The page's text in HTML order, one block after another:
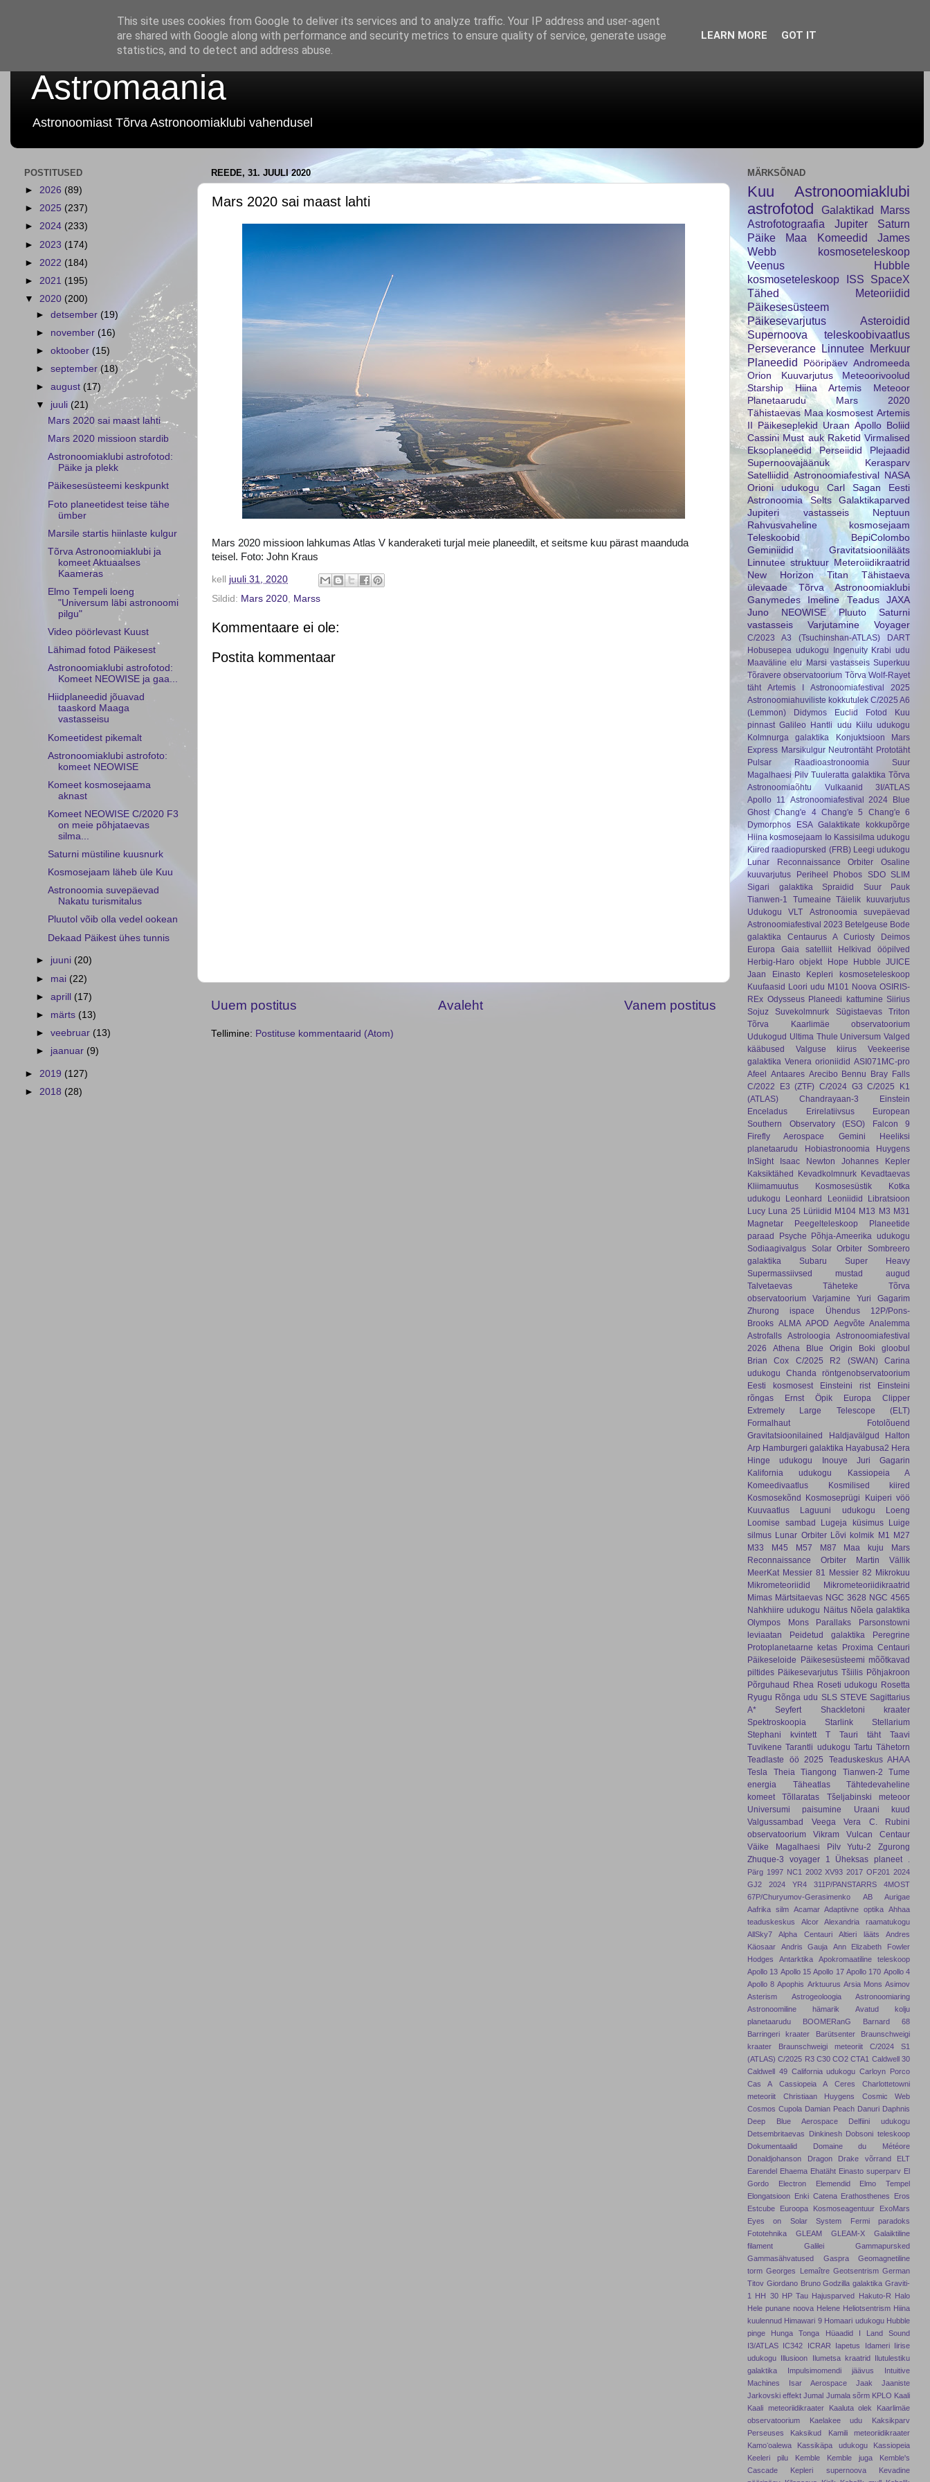
Astromaania
Astronoomiast Tõrva Astronoomiaklubi vahendusel
REEDE, 31. JUULI 2020
Mars 2020 sai maast lahti
Mars 2020 missioon lahkumas Atlas V kanderaketi turjal meie planeedilt, et seitsme kuu pärast maanduda
teisel. Foto: John Kraus
kell juuli 31, 2020
Sildid: Mars 2020 Marss
Kommentaare ei ole:
Postita kommentaar
Uuem postitus Vanem postitus
Avaleht
Tellimine: Postituse kommentaarid (Atom)
POSTITUSED
► 2026 (89)
► 2025 (237)
► 2024 (233)
► 2023 (174)
► 2022 (184)
► 2021 (195)
▼ 2020 (200)
►detsember (19)
► november (16)
►oktoober (15)
►september(18)
►august(17)
▼ juuli(21)
Mars 2020 sai maast lahti
Mars 2020 missioon stardib
Astronoomiaklubi astrofotod:
Päike ja plekk
Päikesesüsteemi keskpunkt
Foto planeetidest teise tähe
ümber
Marsile startis hiinlaste kulgur
Tõrva Astronoomiaklubi ja
komeet Aktuaalses
Kaameras
Elmo Tempeli loeng
"Universum läbi astronoomi
pilgu"
Video pöörlevast Kuust
Lähimad fotod Päikesest
Astronoomiaklubi astrofotod:
Komeet NEOWISE ja gaa...
Hiidplaneedid jõuavad
taaskord Maaga
vastasseisu
Komeetidest pikemalt
Astronoomiaklubi astrofoto:
komeet NEOWISE
Komeet kosmosejaama
aknast
Komeet NEOWISE C/2020 F3
on meie põhjataevas
silma...
Saturni müstiline kuusnurk
Kosmosejaam läheb üle Kuu
Astronoomia suvepäevad
Nakatu turismitalus
Pluutol võib olla vedel ookean
Dekaad Päikest ühes tunnis
► juuni (20)
► mai (22)
►aprill (17)
► märts (13)
►veebruar (13)
► jaanuar (9)
► 2019 (127)
► 2018 (28)
MÄRKSÕNAD
Kuu
Astronoomiaklubi
astrofotod
Galaktikad
Marss
Astrofotograafia
Jupiter
Saturn
Päike
Maa Komeedid
James
Webb kosmoseteleskoop
Veenus
Hubble
kosmoseteleskoop
ISS
SpaceX
Tähed
Meteoriidid
Päikesesüsteem
Päikesevarjutus
Asteroidid
Supernoova
teleskoobivaatlus
Perseverance Linnutee Merkuur
Planeedid
Pööripäev Andromeeda
Orion
Kuuvarjutus
Meteoorivoolud
Starship
Hiina Artemis
Meteoor
Planetaarudu
Mars 2020
Tähistaevas Maa kosmosest Artemis
Päikeseplekid Uraan Apollo Boliid
Cassini Must auk Raketid Virmalised
Eksoplaneedid
Perseiidid
Plejaadid
Supernoovajäänuk
Kerasparv
Satelliidid Astronoomiafestival
NASA
Orioni udukogu
Carl Sagan
Eesti
Astronoomia Selts
Galaktikaparved
Jupiteri vastasseis
Neptuun
Rahvusvaheline kosmosejaam
Teleskoobid
BepiColombo
Geminiidid
Gravitatsioonilääts
Linnutee struktuur Meteroiidikraatrid
New Horizon
Titan
Tähistaeva
ülevaade
Tõrva Astronoomiaklubi
Ganymedes
Imeline Teadus
JAXA
Juno
NEOWISE Pluuto
Saturni
vastasseis
Varjutamine Voyager
C/2023 A3 (Tsuchinshan-ATLAS)
DART
Hobusepea udukogu Ingenuity Krabi udu
Maaväline elu Marsi vastasseis Superkuu
Tõravere observatoorium Tõrva Wolf-Rayet
täht
Artemis I
Astronoomiafestival 2025
Astronoomiahuviliste kokkutulek C/2025 A6
(Lemmon)
Didymos Euclid
Fotod Kuu
pinnast Galileo Hantli udu Kiilu udukogu
Kolmnurga galaktika
Konjuktsioon
Mars
Express Marsikulgur Neutrontäht Prototäht
Pulsar
Raadioastronoomia
Suur
Magalhaesi Pilv Tuuleratta galaktika Tõrva
Astronoomiaõhtu
Vulkaanid
3I/ATLAS
Apollo 11
Astronoomiafestival 2024 Blue
Ghost Chang'e 4 Chang'e 5
Chang'e 6
Dymorphos
ESA Galaktikate kokkupõrge
Hiina kosmosejaam Io Kassisilma udukogu
Kiired raadiopursked (FRB) Leegi udukogu
Lunar Reconnaissance Orbiter
Osaline
kuuvarjutus
Periheel Phobos SDO SLIM
Sigari galaktika
Spraidid
Suur Pauk
Tianwen-1
Tumeaine Täielik kuuvarjutus
Udukogu
VLT
Astronoomia suvepäevad
Astronoomiafestival 2023 Betelgeuse Bode
galaktika
Centaurus A Curiosty
Deimos
Europa
Gaia satelliit
Helkivad ööpilved
Herbig-Haro objekt
Hope Hubble JUICE
Jaan Einasto
Kepleri kosmoseteleskoop
Kuufaasid Loori udu M101 Noova OSIRIS-
REx Odysseus Planeedi kattumine Siirius
Sojuz
Suvekolmnurk Sügistaevas
Triton
Tõrva Kaarlimäe observatoorium
Udukogud Ultima Thule Universum Valged
kääbused
Valguse kiirus
Veekeerise
galaktika Venera orioniidid ASI071MC-pro
Afeel Antaares Arecibo Bennu Bray Falls
C/2022 E3 (ZTF) C/2024 G3 C/2025 K1
(ATLAS)
Chandrayaan-3
Einstein
Enceladus
Erirelatiivsus
European
Southern Observatory (ESO)
Falcon 9
Firefly Aerospace
Gemini
Heeliksi
planetaarudu
Hobiastronoomia
Huygens
InSight
Isaac Newton
Johannes Kepler
Kaksiktähed Kevadkolmnurk Kevadtaevas
Kliimamuutus
Kosmosesüstik
Kotka
udukogu
Leonhard Leoniidid
Libratsioon
Lucy Luna 25 Lüriidid M104 M13 M3 M31
Magnetar
Peegelteleskoop
Planeetide
paraad
Psyche Põhja-Ameerika udukogu
Sodiaagivalgus Solar Orbiter Sombreero
galaktika
Subaru
Super Heavy
Supermassiivsed mustad augud
Talvetaevas
Täheteke
Tõrva
observatoorium
Varjamine
Yuri Gagarim
Zhurong
ispace Ühendus
12P/Pons-
Brooks ALMA APOD Aegvõte Analemma
Astrofalls Astroloogia
Astronoomiafestival
2026
Athena Blue Origin
Boki gloobul
Brian Cox
C/2025 R2 (SWAN)
Carina
udukogu
Chanda röntgenobservatoorium
Eesti kosmosest
Einsteini rist
Einsteini
rõngas
Ernst Öpik
Europa Clipper
Extremely Large Telescope (ELT)
Formalhaut
Fotolõuend
Gravitatsioonilained
Haldjavälgud
Halton
Arp Hamburgeri galaktika Hayabusa2 Hera
Hinge udukogu
Inouye
Juri Gagarin
Kalifornia udukogu
Kassiopeia A
Komeedivaatlus
Kosmilised kiired
Kosmosekõnd Kosmoseprügi
Kuiperi vöö
Kuuvaatlus
Laguuni udukogu
Loeng
Loomise sambad
Lugeja küsimus
Luige
silmus Lunar Orbiter Lõvi kolmik M1
M27
M33
M45 M57 M87 Maa kuju
Mars
Reconnaissance Orbiter
Martin Vällik
MeerKat Messier 81 Messier 82 Mikrokuu
Mikrometeoriidid
Mikrometeoriidikraatrid
Mimas Märtsitaevas NGC 3628 NGC 4565
Nahkhiire udukogu Näitus Nõela galaktika
Olympos Mons
Parallaks
Parsonstowni
leviaatan
Peidetud galaktika
Peregrine
Protoplanetaarne ketas Proxima Centauri
Päikeseloide Päikesesüsteemi mõõtkavad
piltides Päikesevarjutus Tšiilis Põhjakroon
Põrguhaud Rhea Roseti udukogu Rosetta
Ryugu Rõnga udu SLS STEVE Sagittarius
A*
Seyfert
Shackletoni kraater
Spektroskoopia
Starlink
Stellarium
Stephani kvintett
T Tauri täht
Taavi
Tuvikene Tarantli udukogu Tartu Tähetorn
Teadlaste öö 2025
Teaduskeskus AHAA
Tesla
Theia Tiangong Tianwen-2
Tume
energia
Täheatlas
Tähtedevaheline
komeet
Tõllaratas
Tšeljabinski meteoor
Universumi paisumine
Uraani kuud
Valgussambad
Veega
Vera C. Rubini
observatoorium
Vikram
Vulcan Centaur
Väike Magalhaesi Pilv
Yutu-2
Zgurong
Zhuque-3
voyager 1 Üheksas planeet
Pärg 1997 NC1 2002 XV93 2017 OF201 2024
GJ2
2024 YR4 311P/PANSTARRS
4MOST
67P/Churyumov-Gerasimenko
AB Aurigae
Aafrika silm Acamar Adaptiivne optika Ahhaa
teaduskeskus
Alcor
Alexandria raamatukogu
AllSky7
Alpha Centauri Altieri lääts
Andres
Käosaar
Andris Gauja
Ann Elizabeth Fowler
Hodges
Antarktika
Apokromaatiline teleskoop
Apollo 13 Apollo 15 Apollo 17 Apollo 170 Apollo 4
Apollo 8 Apophis Arktuurus Arsia Mons Asimov
Asterism
Astrogeoloogia
Astronoomiaring
Astronoomiline hämarik
Avatud kolju
planetaarudu
BOOMERanG
Barnard 68
Barringeri kraater
Barütsenter
Braunschweigi
kraater
Braunschweigi meteoriit
C/2024 S1
(ATLAS) C/2025 R3 C30 CO2 CTA1 Caldwell 30
Caldwell 49 California udukogu Carloyn Porco
Cas A
Cassiopeia A Ceres
Charlottetowni
meteoriit
Christiaan Huygens
Cosmic Web
Cosmos Cupola Damian Peach Danuri Daphnis
Deep Blue Aerospace
Delfiini udukogu
Detsembritaevas
Dinkinesh Dobsoni teleskoop
Dokumentaalid
Domaine du Météore
Donaldjohanson
Dragon Drake võrrand
ELT
Earendel Ehaema Ehatäht Einasto superparv El
Gordo
Electron Elemendid
Elmo Tempel
Elongatsioon Enki Catena Erathosthenes
Eros
Estcube
Euroopa Kosmoseagentuur
ExoMars
Eyes on Solar System
Fermi paradoks
Fototehnika
GLEAM GLEAM-X
Galaiktiline
filament
Galilei
Gammapursked
Gammasähvatused
Gaspra
Geomagnetiline
torm Georges Lemaître Geotsentrism German
Titov Giordano Bruno Godzilla galaktika Graviti-
1
HH 30 HP Tau Hajusparved Hakuto-R Halo
Hele punane noova Helene Heliotsentrism Hiina
kuulennud Himawari 9 Homaari udukogu Hubble
pinge
Hunga Tonga Hüaadid
I Land Sound
I3/ATLAS IC342 ICRAR Iapetus Idameri
Iirise
udukogu Illusioon Ilumetsa kraatrid
Ilutulestiku
galaktika
Impulsimomendi jäävus
Intuitive
Machines
Isar Aerospace
Jaak Jaaniste
Jarkovski effekt Jumal Jumala sõrm KPLO Kaali
Kaali meteoriidikraater
Kaaluta olek
Kaarlimäe
observatoorium
Kaelakee udu
Kaksikparv
Perseuses
Kaksikud
Kamili meteoriidikraater
Kamoʻoalewa
Kassikäpa udukogu
Kassiopeia
Keeleri pilu
Kemble Kemble juga
Kemble's
Cascade
Kepleri supernoova
Kevadine
This site uses cookies from Google to deliver its services and to analyze traffic. Your IP address and user-agent
are shared with Google along with performance and security metrics to ensure quality of service, generate usage
statistics, and to detect and address abuse.
LEARN MORE GOT IT